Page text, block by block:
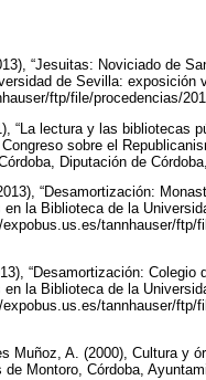
“Jesuitas: Noviciado de
de Sevilla:
ftp/file/procedencias/
“La lectura y las bibliotecas
sobre el
Diputación de
“Desamortización:
la Biblioteca de la
tannhauser/ftp/
“Desamortización:
la Biblioteca de la
tannhauser/ftp/
Muñoz, A. (2000), Cultura y
de Montoro, Córdoba,